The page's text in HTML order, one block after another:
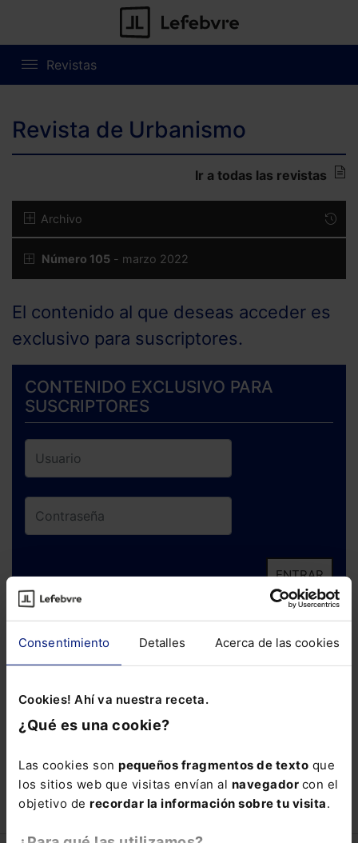
Consentimiento Detalles Acerca de las cookies
Cookies! Ahí va nuestra receta.
¿Qué es una cookie?
Las cookies son pequeños fragmentos de texto que
los sitios web que visitas envían al navegador con el
objetivo de recordar la información sobre tu visita.
Revistas
Revista de Urbanismo
Ir a todas las revistas
Archivo
Número 105 - marzo 2022
El contenido al que deseas acceder es
exclusivo para suscriptores.
CONTENIDO EXCLUSIVO PARA
SUSCRIPTORES
ENTRAR
¿Has olvidado tu contraseña?
Si todavía no te has suscrito, no pierdas
está oportunidad y adquiere tu acceso
con un25% de descuento
COMPRAR